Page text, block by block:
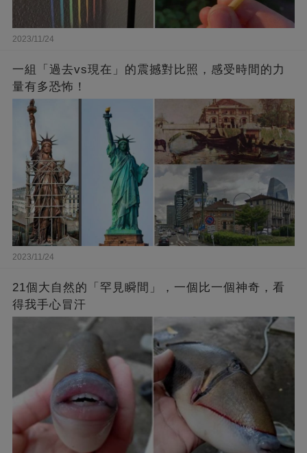
2023/11/24
一組「過去vs現在」的震撼對比照，感受時間的力
量有多恐怖！
2023/11/24
21個大自然的「罕見瞬間」，一個比一個神奇，看
得我手心冒汗